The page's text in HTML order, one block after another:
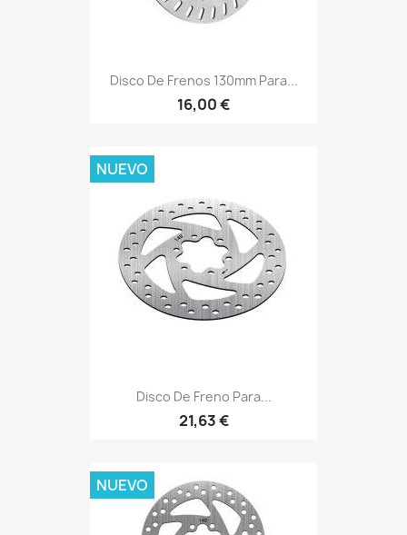
Disco De Frenos 130mm Para...
16,00 €
Disco De Freno Para...
21,63 €
NUEVO
NUEVO